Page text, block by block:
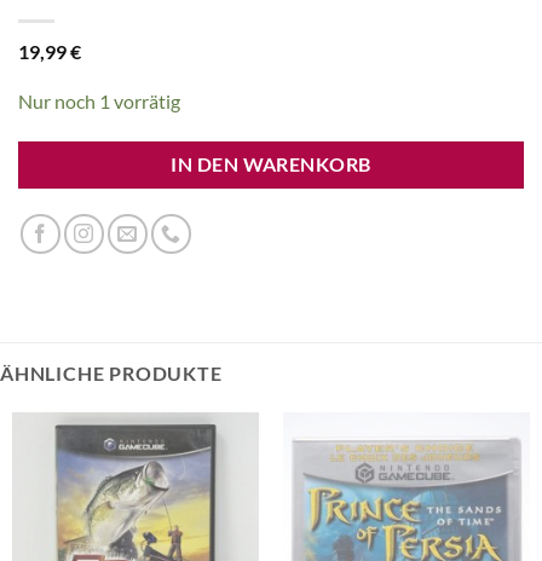
19,99€
Nur noch 1 vorrätig
IN DEN WARENKORB
ÄHNLICHE PRODUKTE